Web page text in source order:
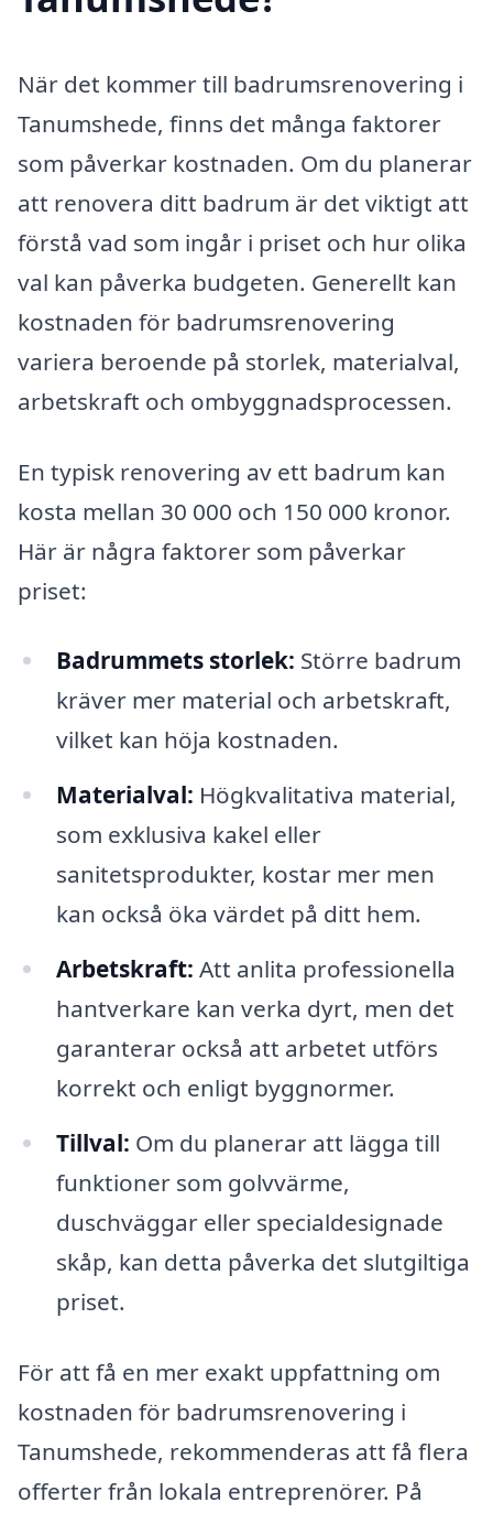
När det kommer till badrumsrenovering i
Tanumshede, finns det många faktorer
som påverkar kostnaden. Om du planerar
att renovera ditt badrum är det viktigt att
förstå vad som ingår i priset och hur olika
val kan påverka budgeten. Generellt kan
kostnaden för badrumsrenovering
variera beroende på storlek, materialval,
arbetskraft och ombyggnadsprocessen.
En typisk renovering av ett badrum kan
kosta mellan 30 000 och 150 000 kronor.
Här är några faktorer som påverkar
priset:
Badrummets storlek: Större badrum
kräver mer material och arbetskraft,
vilket kan höja kostnaden.
Materialval: Högkvalitativa material,
som exklusiva kakel eller
sanitetsprodukter, kostar mer men
kan också öka värdet på ditt hem.
Arbetskraft: Att anlita professionella
hantverkare kan verka dyrt, men det
garanterar också att arbetet utförs
korrekt och enligt byggnormer.
Tillval: Om du planerar att lägga till
funktioner som golvvärme,
duschväggar eller specialdesignade
skåp, kan detta påverka det slutgiltiga
priset.
För att få en mer exakt uppfattning om
kostnaden för badrumsrenovering i
Tanumshede, rekommenderas att få flera
offerter från lokala entreprenörer. På